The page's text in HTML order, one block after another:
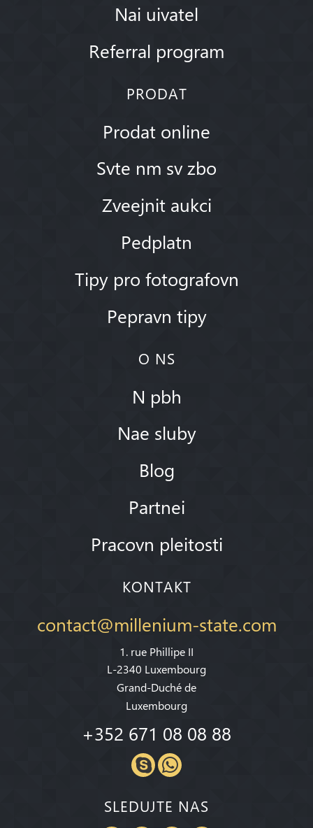
Nai uivatel
Referral program
PRODAT
Prodat online
Svte nm sv zbo
Zveejnit aukci
Pedplatn
Tipy pro fotografovn
Pepravn tipy
O NS
N pbh
Nae sluby
Blog
Partnei
Pracovn pleitosti
KONTAKT
contact@millenium-state.com
1. rue Phillipe II
L-2340 Luxembourg
Grand-Duché de
Luxembourg
+352 671 08 08 88
SLEDUJTE NAS